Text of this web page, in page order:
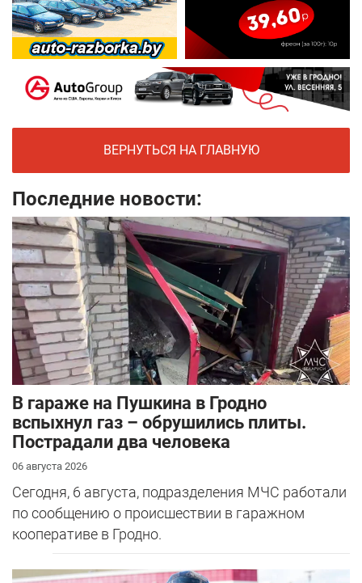
ВЕРНУТЬСЯ НА ГЛАВНУЮ
Последние новости:
В гараже на Пушкина в Гродно
вспыхнул газ – обрушились плиты.
Пострадали два человека
06 августа 2026
Сегодня, 6 августа, подразделения МЧС работали
по сообщению о происшествии в гаражном
кооперативе в Гродно.